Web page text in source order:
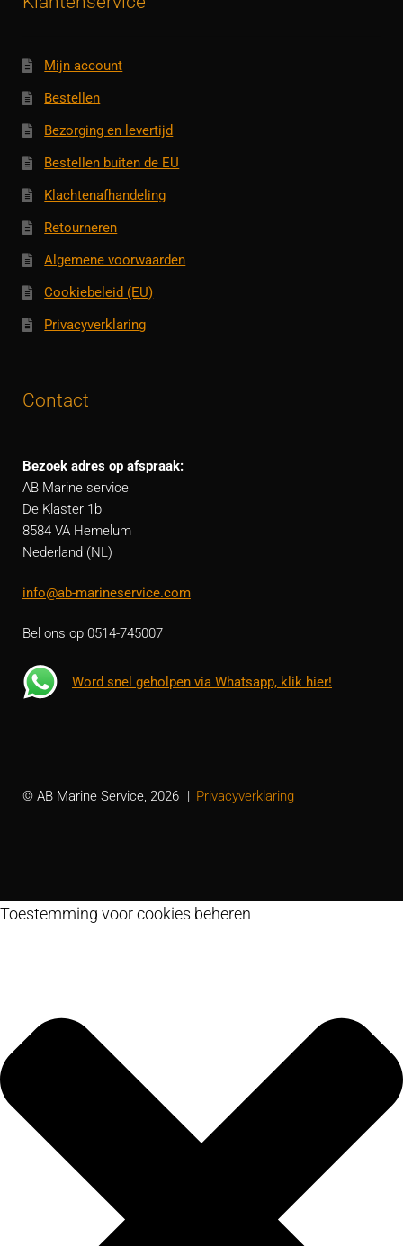
Mijn account
Bestellen
Bezorging en levertijd
Bestellen buiten de EU
Klachtenafhandeling
Retourneren
Algemene voorwaarden
Cookiebeleid (EU)
Privacyverklaring
Contact
Bezoek adres op afspraak:
AB Marine service
De Klaster 1b
8584 VA Hemelum
Nederland (NL)
info@ab-marineservice.com
Bel ons op 0514-745007
Word snel geholpen via Whatsapp, klik hier!
© AB Marine Service, 2026 Privacyverklaring
Toestemming voor cookies beheren